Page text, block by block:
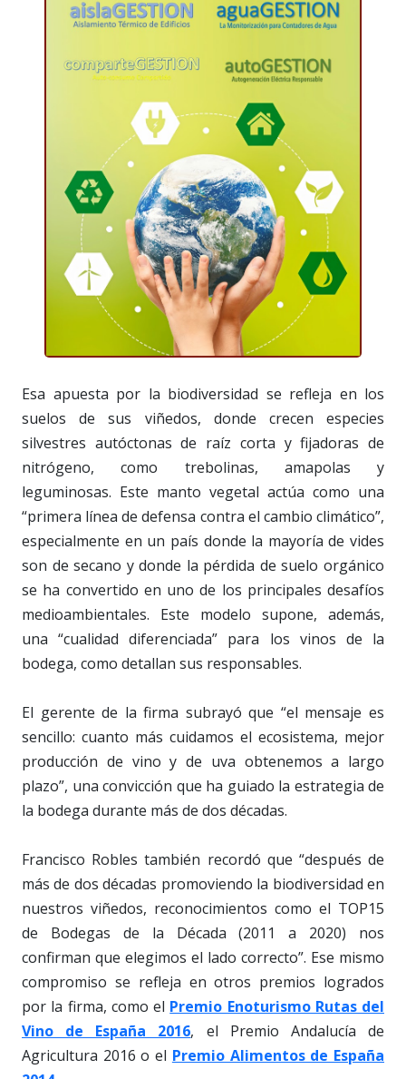
Esa apuesta por la biodiversidad se refleja en los
suelos de sus viñedos, donde crecen especies
silvestres autóctonas de raíz corta y fijadoras de
nitrógeno, como trebolinas, amapolas y
leguminosas. Este manto vegetal actúa como una
“primera línea de defensa contra el cambio climático”,
especialmente en un país donde la mayoría de vides
son de secano y donde la pérdida de suelo orgánico
se ha convertido en uno de los principales desafíos
medioambientales. Este modelo supone, además,
una “cualidad diferenciada” para los vinos de la
bodega, como detallan sus responsables.
El gerente de la firma subrayó que “el mensaje es
sencillo: cuanto más cuidamos el ecosistema, mejor
producción de vino y de uva obtenemos a largo
plazo”, una convicción que ha guiado la estrategia de
la bodega durante más de dos décadas.
Francisco Robles también recordó que “después de
más de dos décadas promoviendo la biodiversidad en
nuestros viñedos, reconocimientos como el TOP15
de Bodegas de la Década (2011 a 2020) nos
confirman que elegimos el lado correcto”. Ese mismo
compromiso se refleja en otros premios logrados
por la firma, como el Premio Enoturismo Rutas del
Vino de España 2016, el Premio Andalucía de
Agricultura 2016 o el Premio Alimentos de España